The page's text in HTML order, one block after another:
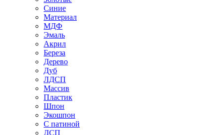
Синие
Материал
МДФ
Эмаль
Акрил
Береза
Дерево
Дуб
ЛДСП
Массив
Пластик
Шпон
Экошпон
С патиной
ДСП